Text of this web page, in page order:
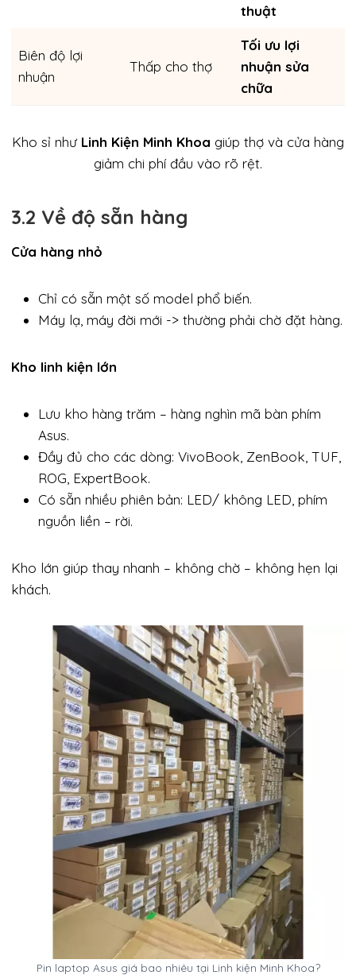
thuật
Biên độ lợi
nhuận
Thấp cho thợ
Tối ưu lợi
nhuận sửa
chữa
Kho sỉ như Linh Kiện Minh Khoa giúp thợ và cửa hàng
giảm chi phí đầu vào rõ rệt.
3.2 Về độ sẵn hàng
Cửa hàng nhỏ
Chỉ có sẵn một số model phổ biến.
Máy lạ, máy đời mới -> thường phải chờ đặt hàng.
Kho linh kiện lớn
Lưu kho hàng trăm – hàng nghìn mã bàn phím
Asus.
Đầy đủ cho các dòng: VivoBook, ZenBook, TUF,
ROG, ExpertBook.
Có sẵn nhiều phiên bản: LED/ không LED, phím
nguồn liền – rời.
Kho lớn giúp thay nhanh – không chờ – không hẹn lại
khách.
Pin laptop Asus giá bao nhiêu tại Linh kiện Minh Khoa?